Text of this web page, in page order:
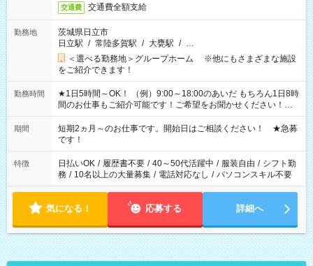
交通費 交通費全額支給
勤務地
茨城県日立市
日立駅 / 常陸多賀駅 / 大甕駅 / …
＜選べる勤務地＞グループホーム ※他にもさまざまな施設
をご紹介できます！
勤務時間
★1日5時間～OK！ （例）9:00～18:00のあいだ もちろん1日8時
間のお仕事もご紹介可能です！ご希望をお聞かせください！★
家庭の都合でお休みが必要な場合も遠慮なくご相談ください。
※週最低15時間以上の勤務が必要です
期間
短期2ヵ月～のお仕事です。開始日はご相談ください！ ★急募
です！
特徴 日払いOK / 履歴書不要 / 40～50代活躍中 / 服装自由 / シフト勤
務 / 10名以上の大量募集 / 電話対応なし / パソコンスキル不要
気になる！ 応募する 詳細へ